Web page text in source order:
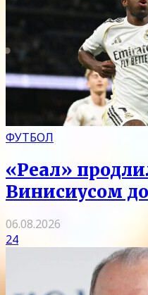
ФУТБОЛ
«Реал»
Винисиусом до
06.08.2026
24